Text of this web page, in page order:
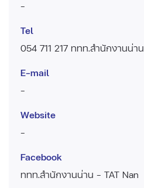
-
Tel
054 711 217 ททท.สำนักงานน่าน
E-mail
-
Website
-
Facebook
ททท.สำนักงานน่าน - TAT Nan